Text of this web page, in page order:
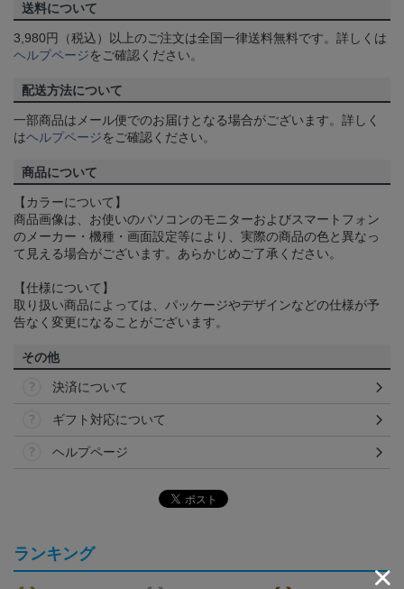
送料について
3,980円（税込）以上のご注文は全国一律送料無料です。詳しくは
ヘルプページをご確認ください。
配送方法について
一部商品はメール便でのお届けとなる場合がございます。詳しく
はヘルプページをご確認ください。
商品について
【カラーについて】
商品画像は、お使いのパソコンのモニターおよびスマートフォン
のメーカー・機種・画面設定等により、実際の商品の色と異なっ
て見える場合がございます。あらかじめご了承ください。
【仕様について】
取り扱い商品によっては、パッケージやデザインなどの仕様が予
告なく変更になることがございます。
その他
決済について
ギフト対応について
ヘルプページ
ランキング